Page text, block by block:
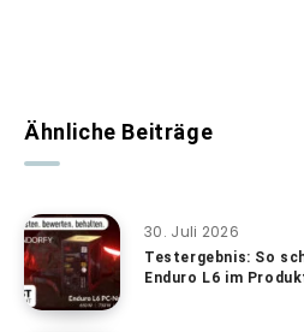
Ähnliche Beiträge
30. Juli 2026
Testergebnis: So
Enduro L6 im